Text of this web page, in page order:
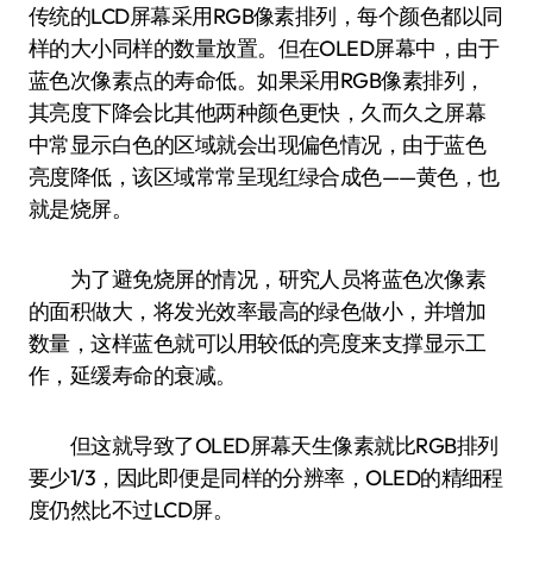
传统的LCD屏幕采用RGB像素排列，每个颜色都以同
样的大小同样的数量放置。但在OLED屏幕中，由于
蓝色次像素点的寿命低。如果采用RGB像素排列，
其亮度下降会比其他两种颜色更快，久而久之屏幕
中常显示白色的区域就会出现偏色情况，由于蓝色
亮度降低，该区域常常呈现红绿合成色——黄色，也
就是烧屏。
为了避免烧屏的情况，研究人员将蓝色次像素
的面积做大，将发光效率最高的绿色做小，并增加
数量，这样蓝色就可以用较低的亮度来支撑显示工
作，延缓寿命的衰减。
但这就导致了OLED屏幕天生像素就比RGB排列
要少1/3，因此即便是同样的分辨率，OLED的精细程
度仍然比不过LCD屏。